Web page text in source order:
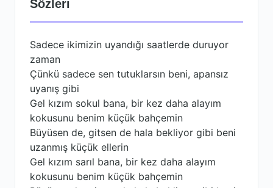
Sözleri
Sadece ikimizin uyandığı saatlerde duruyor
zaman
Çünkü sadece sen tutuklarsın beni, apansız
uyanış gibi
Gel kızım sokul bana, bir kez daha alayım
kokusunu benim küçük bahçemin
Büyüsen de, gitsen de hala bekliyor gibi beni
uzanmış küçük ellerin
Gel kızım sarıl bana, bir kez daha alayım
kokusunu benim küçük bahçemin